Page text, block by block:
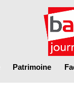
Patrimoine